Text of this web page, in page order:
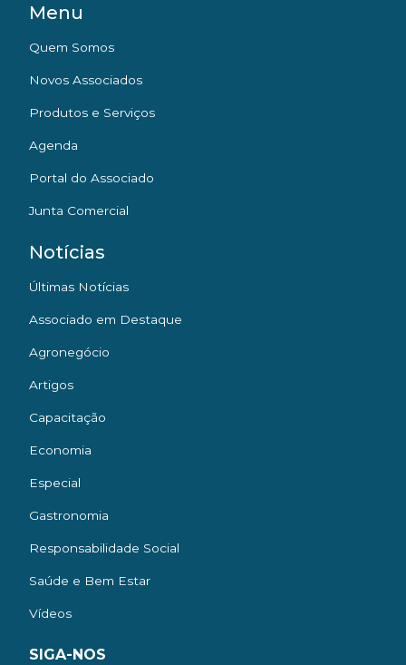
Menu
Quem Somos
Novos Associados
Produtos e Serviços
Agenda
Portal do Associado
Junta Comercial
Notícias
Últimas Notícias
Associado em Destaque
Agronegócio
Artigos
Capacitação
Economia
Especial
Gastronomia
Responsabilidade Social
Saúde e Bem Estar
Vídeos
SIGA-NOS